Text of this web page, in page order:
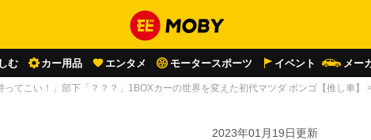
む カー用品 エンタメ モータースポーツ イベント メー
ってこい！」部下「？？？」1BOXカーの世界を変えた初代マツダ ボンゴ【推し車】
2023年01月19日更新